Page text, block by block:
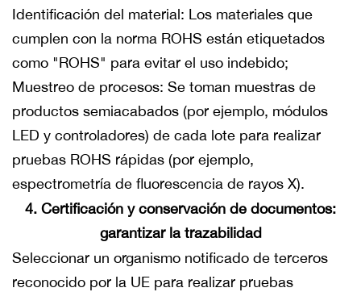
Identificación del material: Los materiales que
cumplen con la norma ROHS están etiquetados
como "ROHS" para evitar el uso indebido;
Muestreo de procesos: Se toman muestras de
productos semiacabados (por ejemplo, módulos
LED y controladores) de cada lote para realizar
pruebas ROHS rápidas (por ejemplo,
espectrometría de fluorescencia de rayos X).
4. Certificación y conservación de documentos:
garantizar la trazabilidad
Seleccionar un organismo notificado de terceros
reconocido por la UE para realizar pruebas